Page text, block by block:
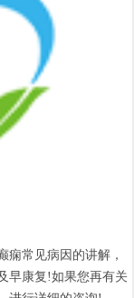
痫常见病因的讲解，
早康复!如果您再有关